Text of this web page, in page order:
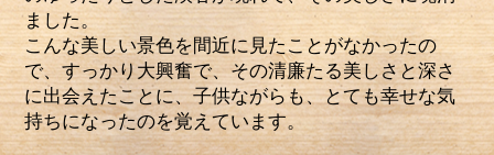
ました。
こんな美しい景色を間近に見たことがなかったの
で、すっかり大興奮で、その清廉たる美しさと深さ
に出会えたことに、子供ながらも、とても幸せな気
持ちになったのを覚えています。